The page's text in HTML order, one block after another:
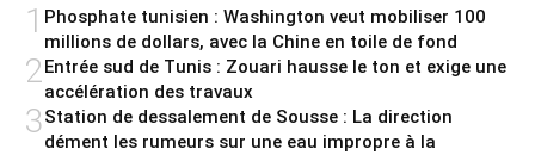
1 Phosphate tunisien : Washington veut mobiliser 100
millions de dollars, avec la Chine en toile de fond
2Entrée sud de Tunis : Zouari hausse le ton et exige une
accélération des travaux
3Station de dessalement de Sousse : La direction
dément les rumeurs sur une eau impropre à la